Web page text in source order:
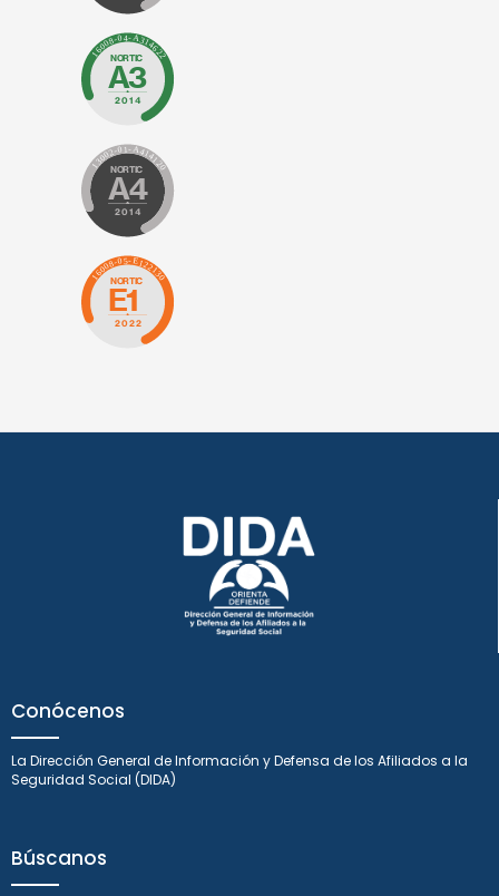
Conócenos
La Dirección General de Información y Defensa de los Afiliados a la
Seguridad Social (DIDA)
Búscanos